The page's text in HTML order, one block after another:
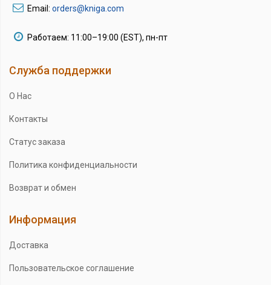
Email: orders@kniga.com
Работаем: 11:00–19:00 (EST), пн-пт
Служба поддержки
О Нас
Контакты
Статус заказа
Политика конфиденциальности
Возврат и обмен
Информация
Доставка
Пользовательское соглашение